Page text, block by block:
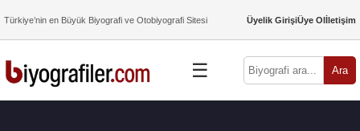
Türkiye’nin en Büyük Biyografi ve Otobiyografi Sitesi Üyelik GirişiÜye Olİletişim
☰ Ara